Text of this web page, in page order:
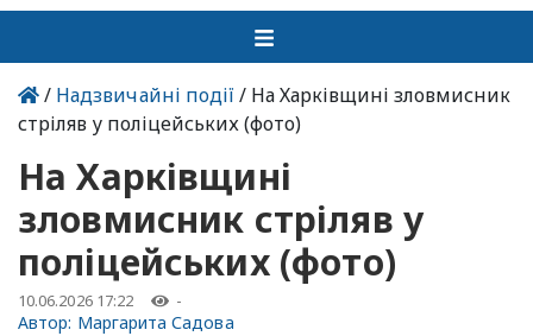
/ Надзвичайні події / На Харківщині зловмисник
стріляв у поліцейських (фото)
На Харківщині
зловмисник стріляв у
поліцейських (фото)
10.06.2026 17:22 -
Автор: Маргарита Садова